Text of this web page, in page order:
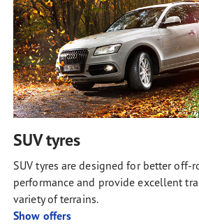
SUV tyres
SUV tyres are designed for better off-
performance and provide excellent
variety of terrains.
Show offers